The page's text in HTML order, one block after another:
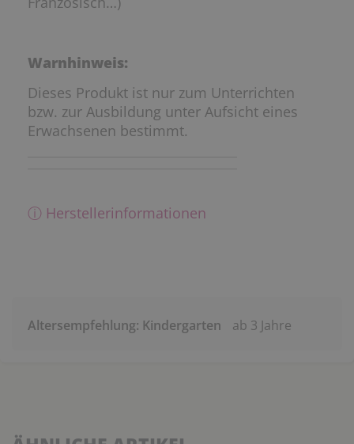
Warnhinweis:
Dieses Produkt ist nur zum Unterrichten
bzw. zur Ausbildung unter Aufsicht eines
Erwachsenen bestimmt.
ⓘ Herstellerinformationen
Altersempfehlung: Kindergarten ab 3 Jahre